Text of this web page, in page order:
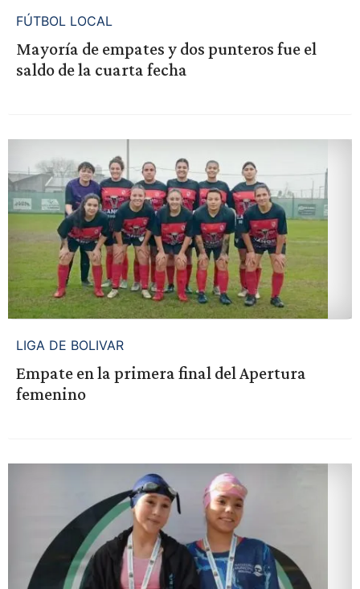
FÚTBOL LOCAL
Mayoría de empates y dos punteros fue el
saldo de la cuarta fecha
LIGA DE BOLIVAR
Empate en la primera final del Apertura
femenino